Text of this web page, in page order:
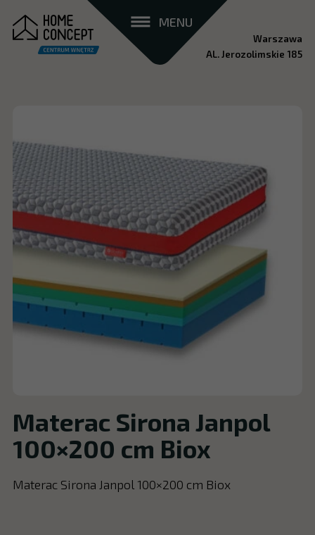
MENU
Warszawa
AL. Jerozolimskie 185
Materac Sirona Janpol
100×200 cm Biox
Materac Sirona Janpol 100×200 cm Biox